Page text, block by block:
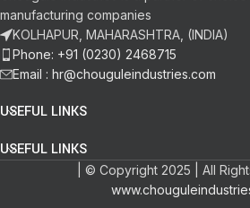
manufacturing companies
KOLHAPUR, MAHARASHTRA, (INDIA)
Phone: +91 (0230) 2468715
Email : hr@chouguleindustries.com
USEFUL LINKS
USEFUL LINKS
| © Copyright 2025 | All